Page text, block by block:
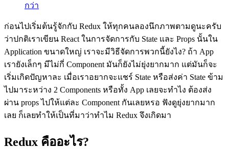
กว่า
ก่อนไปเริ่มต้นรู้จักกับ Redux ให้ทุกคนลองนึกภาพตามดูนะครับ
ว่าปกติเราเขียน React ในการจัดการกับ State และ Props นั้นใน
Application ขนาดใหญ่ เราจะมีวิธีจัดการพวกนี้ยังไง? ถ้า App
เรายังเล็กๆ มีไม่กี่ Component มันก็ยังไม่ยุ่งยากมาก แต่มันก็จะ
เริ่มเกิดปัญหาละ เมื่อเราอยากจะแชร์ State หรือส่งค่า State ข้าม
ไปมาระหว่าง 2 Components หรือทั้ง App เลยจะทำไง ต้องส่ง
ผ่าน props ไปให้แต่ละ Component กันเลยหรอ ฟังดูยุ่งยากมาก
เลย ก็เลยทำให้เป็นที่มาว่าทำไม Redux จึงเกิดมา
Redux คืออะไร?